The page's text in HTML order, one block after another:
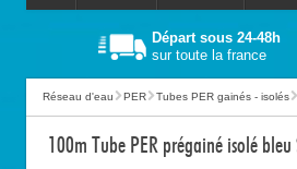
Départ sous 24-48h
sur toute la france
Réseau d'eau PER Tubes PER gainés - isolés
100m Tube PER prégainé isolé